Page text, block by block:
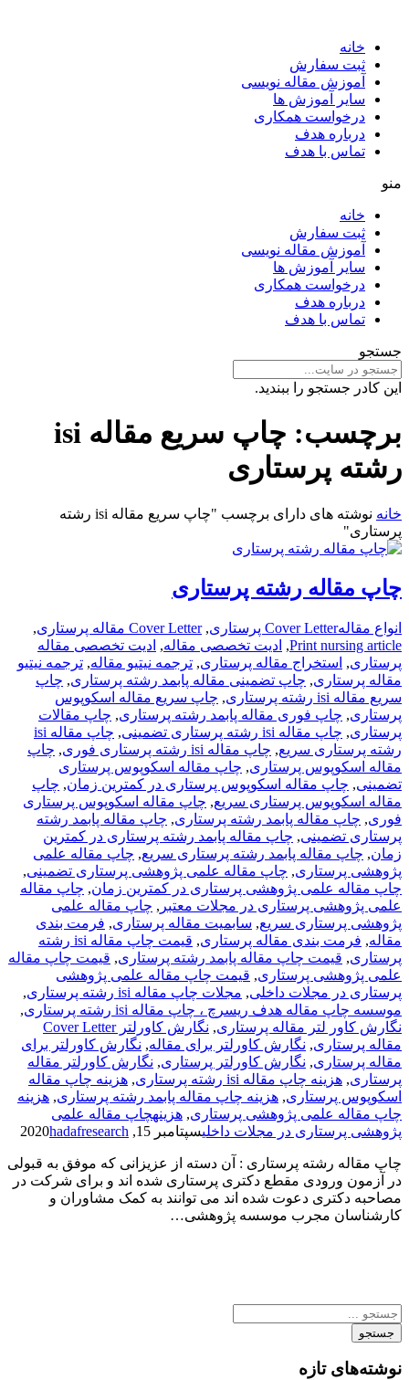
خانه
ثبت سفارش
آموزش مقاله نویسی
سایر آموزش ها
درخواست همکاری
درباره هدف
تماس با هدف
منو
خانه
ثبت سفارش
آموزش مقاله نویسی
سایر آموزش ها
درخواست همکاری
درباره هدف
تماس با هدف
جستجو
این کادر جستجو را ببندید.
برچسب:
چاپ سریع مقاله isi
رشته پرستاری
خانه
نوشته های دارای برچسب "چاپ سریع مقاله isi رشته
پرستاری"
چاپ مقاله رشته پرستاری
انواع مقالهCover Letter پرستاری ,Cover Letter مقاله پرستاری
,
Print nursing article
, ادیت تخصصی مقاله, ادیت تخصصی مقاله
پرستاری, استخراج مقاله پرستاری, ترجمه نیتیو مقاله, ترجمه نیتیو
مقاله پرستاری, چاپ تضمینی مقاله پابمد رشته پرستاری, چاپ
سریع مقاله isi رشته پرستاری
, چاپ سریع مقاله اسکوپوس
پرستاری, چاپ فوری مقاله پابمد رشته پرستاری, چاپ مقالات
پرستاری, چاپ مقاله isi رشته پرستاری تضمینی ,
چاپ مقاله isi
رشته پرستاری سریع, چاپ مقاله isi رشته پرستاری فوری , چاپ
مقاله اسکوپوس پرستاری, چاپ مقاله اسکوپوس پرستاری
تضمینی, چاپ مقاله اسکوپوس پرستاری در کمترین زمان, چاپ
مقاله اسکوپوس پرستاری سریع, چاپ مقاله اسکوپوس پرستاری
فوری, چاپ مقاله پابمد رشته پرستاری, چاپ مقاله پابمد رشته
پرستاری تضمینی, چاپ مقاله پابمد رشته پرستاری در کمترین
زمان, چاپ مقاله پابمد رشته پرستاری سریع, چاپ مقاله علمی
پژوهشی پرستاری, چاپ مقاله علمی پژوهشی پرستاری تضمینی,
چاپ مقاله علمی پژوهشی پرستاری در کمترین زمان, چاپ مقاله
علمی پژوهشی پرستاری در مجلات معتبر , چاپ مقاله علمی
پژوهشی پرستاری سریع, سابمیت مقاله پرستاری, فرمت­ بندی
مقاله, فرمت­ بندی مقاله پرستاری,
قیمت چاپ مقاله isi رشته
پرستاری, قیمت چاپ مقاله پابمد رشته پرستاری, قیمت چاپ مقاله
علمی پژوهشی پرستاری, قیمت چاپ مقاله علمی پژوهشی
پرستاری در مجلات داخلی, مجلات چاپ مقاله isi رشته پرستاری
,
موسسه چاپ مقاله هدف ریسرچ ، چاپ مقاله isi رشته پرستاری
,
نگارش کاور لتر مقاله پرستاری,
نگارش کاورلتر Cover Letter
مقاله پرستاری, نگارش کاورلتر برای مقاله, نگارش کاورلتر برای
مقاله پرستاری, نگارش کاورلتر پرستاری, نگارش کاورلتر مقاله
پرستاری, هزینه چاپ مقاله isi رشته پرستاری , هزینه چاپ مقاله
اسکوپوس پرستاری, هزینه چاپ مقاله پابمد رشته پرستاری, هزینه
چاپ مقاله علمی پژوهشی پرستاری, هزینهچاپ مقاله علمی
پژوهشی پرستاری در مجلات داخلیسپتامبر 15, 2020 hadafresearch
چاپ مقاله رشته پرستاری : آن دسته از عزیزانی که موفق به قبولی
در آزمون ورودی مقطع دکتری پرستاری شده اند و برای شرکت در
مصاحبه دکتری دعوت شده اند می توانند به کمک مشاوران و
کارشناسان مجرب موسسه پژوهشی…
جستجو
نوشته‌های تازه